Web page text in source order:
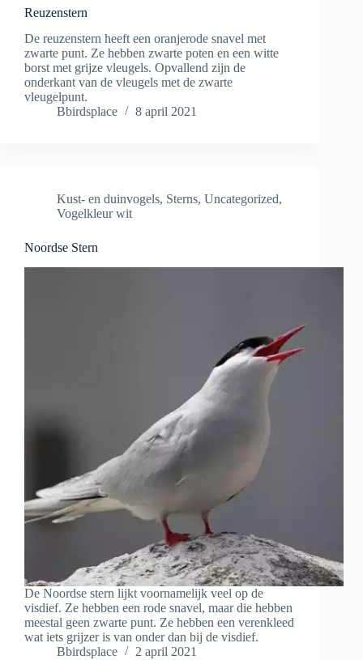
Reuzenstern
De reuzenstern heeft een oranjerode snavel met
zwarte punt. Ze hebben zwarte poten en een witte
borst met grijze vleugels. Opvallend zijn de
onderkant van de vleugels met de zwarte
vleugelpunt.
Bbirdsplace
8 april 2021
Kust- en duinvogels, Sterns, Uncategorized,
Vogelkleur wit
Noordse Stern
De Noordse stern lijkt voornamelijk veel op de
visdief. Ze hebben een rode snavel, maar die hebben
meestal geen zwarte punt. Ze hebben een verenkleed
wat iets grijzer is van onder dan bij de visdief.
Bbirdsplace
2 april 2021